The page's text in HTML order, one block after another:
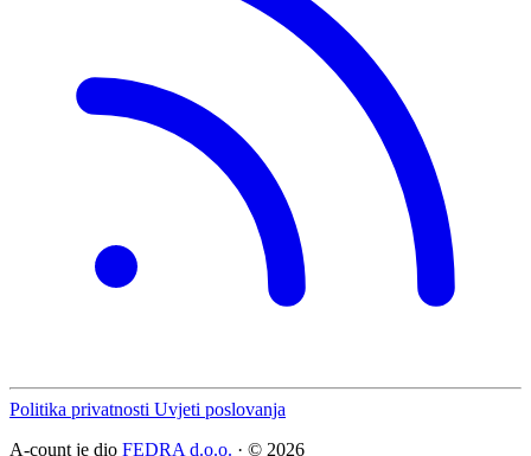
Politika privatnosti Uvjeti poslovanja
A-count je dio FEDRA d.o.o. · © 2026